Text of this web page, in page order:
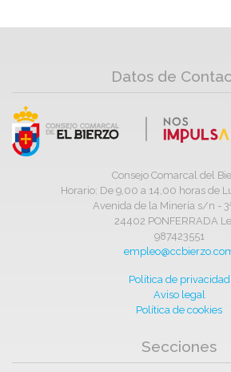
Datos de
Consejo Comarcal del
Horario: De 9,00 a 14,00 horas de
Avenida de la Minería s/n -
24402 PONFERRADA
987423551
Política de privacidad
Aviso legal
Política de cookies
Secciones